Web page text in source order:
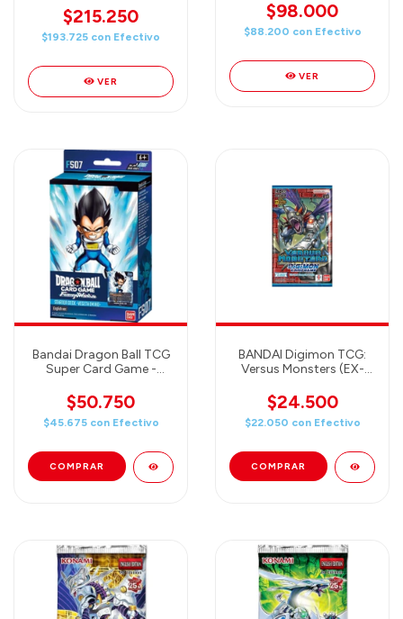
$215.250
$193.725 con Efectivo
VER
$98.000
$88.200 con Efectivo
VER
Bandai Dragon Ball TCG
Super Card Game -
Deck 7: Vegeta (Mini)
(FS07)
$50.750
$45.675 con Efectivo
BANDAI Digimon TCG:
Versus Monsters (EX-
$24.500
$22.050 con Efectivo